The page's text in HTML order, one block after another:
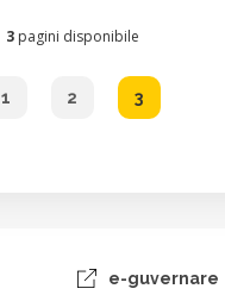
3pagini disponibile
1 2 3
e-guvernare